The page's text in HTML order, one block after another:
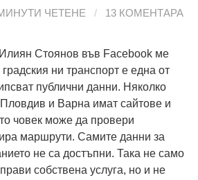
ЧЕТЕНЕ / 13 КОМЕНТАРА
Стоянов във Facebook ме
ни транспорт е една от
публични данни. Няколко
и Варна имат сайтове и
човек може да провери
маршрути. Самите данни за
не са достъпни. Така не само
собствена услуга, но и не